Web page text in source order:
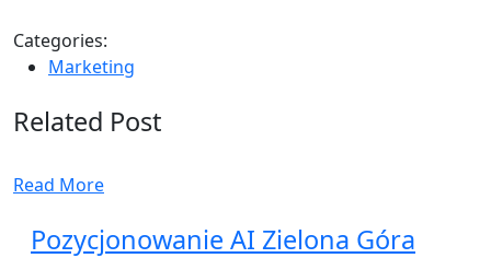
Categories:
Marketing
Related Post
Read More
Pozycjonowanie AI Zielona Góra